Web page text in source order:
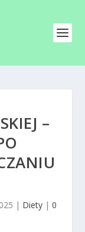
–
| Diety| 0